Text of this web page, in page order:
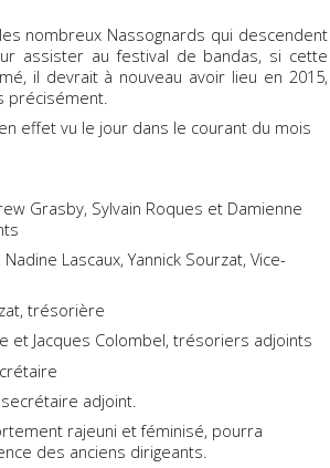
nombreux Nassognards qui descendent
assister au festival de bandas, si cette
il devrait à nouveau avoir lieu en 2015,
précisément.
effet vu le jour dans le courant du mois
Grasby, Sylvain Roques et Damienne
Lascaux, Yannick Sourzat, Vice-
trésorière
et Jacques Colombel, trésoriers adjoints
adjoint.
rajeuni et féminisé, pourra
des anciens dirigeants.